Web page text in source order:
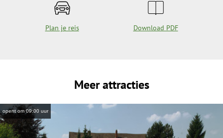
Plan je reis Download PDF
Meer attracties
opent om 09:00 uur